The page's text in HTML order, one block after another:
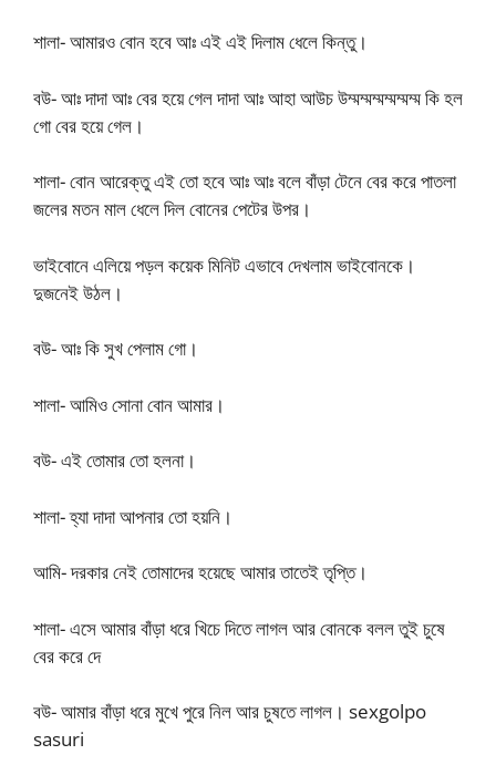
শালা- আমারও বোন হবে আঃ এই এই দিলাম ধেলে কিন্তু।
বউ- আঃ দাদা আঃ বের হয়ে গেল দাদা আঃ আহা আউচ উম্মম্মম্মম্মম্মম্ম কি হল
গো বের হয়ে গেল।
শালা- বোন আরেক্তু এই তো হবে আঃ আঃ বলে বাঁড়া টেনে বের করে পাতলা
জলের মতন মাল ধেলে দিল বোনের পেটের উপর।
ভাইবোনে এলিয়ে পড়ল কয়েক মিনিট এভাবে দেখলাম ভাইবোনকে।
দুজনেই উঠল।
বউ- আঃ কি সুখ পেলাম গো।
শালা- আমিও সোনা বোন আমার।
বউ- এই তোমার তো হলনা।
শালা- হ্যা দাদা আপনার তো হয়নি।
আমি- দরকার নেই তোমাদের হয়েছে আমার তাতেই তৃপ্তি।
শালা- এসে আমার বাঁড়া ধরে খিচে দিতে লাগল আর বোনকে বলল তুই চুষে
বের করে দে
বউ- আমার বাঁড়া ধরে মুখে পুরে নিল আর চুষতে লাগল। sexgolpo
sasuri